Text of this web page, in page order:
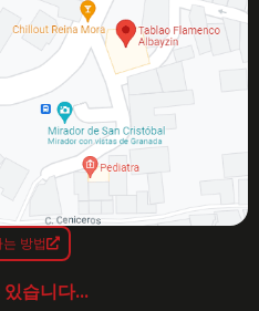
습니다...
방법